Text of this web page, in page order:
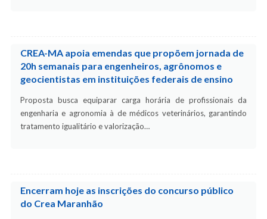
CREA-MA apoia emendas que propõem jornada de
20h semanais para engenheiros, agrônomos e
geocientistas em instituições federais de ensino
Proposta busca equiparar carga horária de profissionais da
engenharia e agronomia à de médicos veterinários, garantindo
tratamento igualitário e valorização…
Encerram hoje as inscrições do concurso público
do Crea Maranhão